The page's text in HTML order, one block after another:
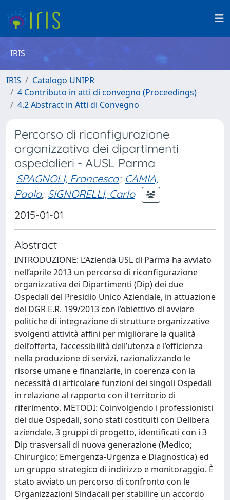
IRIS
IRIS
Catalogo UNIPR
4 Contributo in atti di convegno (Proceedings)
4.2 Abstract in Atti di Convegno
Percorso di riconfigurazione
organizzativa dei dipartimenti
ospedalieri - AUSL Parma
SPAGNOLI, Francesca; CAMIA,
Paola; SIGNORELLI, Carlo
2015-01-01
Abstract
INTRODUZIONE: L’Azienda USL di Parma ha avviato
nell’aprile 2013 un percorso di riconfigurazione
organizzativa dei Dipartimenti (Dip) dei due
Ospedali del Presidio Unico Aziendale, in attuazione
del DGR E.R. 199/2013 con l’obiettivo di avviare
politiche di integrazione di strutture organizzative
svolgenti attività affini per migliorare la qualità
dell’offerta, l’accessibilità dell’utenza e l’efficienza
nella produzione di servizi, razionalizzando le
risorse umane e finanziarie, in coerenza con la
necessità di articolare funzioni dei singoli Ospedali
in relazione al rapporto con il territorio di
riferimento. METODI: Coinvolgendo i professionisti
dei due Ospedali, sono stati costituiti con Delibera
aziendale, 3 gruppi di progetto, identificati con i 3
Dip trasversali di nuova generazione (Medico;
Chirurgico; Emergenza-Urgenza e Diagnostica) ed
un gruppo strategico di indirizzo e monitoraggio. È
stato avviato un percorso di confronto con le
Organizzazioni Sindacali per stabilire un accordo